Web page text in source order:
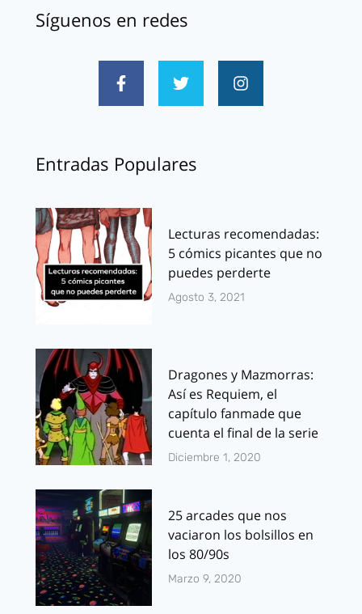
Síguenos en redes
Entradas Populares
Lecturas recomendadas:
5 cómics picantes que no
puedes perderte
Agosto 3, 2021
Dragones y Mazmorras:
Así es Requiem, el
capítulo fanmade que
cuenta el final de la serie
Diciembre 1, 2020
25 arcades que nos
vaciaron los bolsillos en
los 80/90s
Marzo 9, 2020